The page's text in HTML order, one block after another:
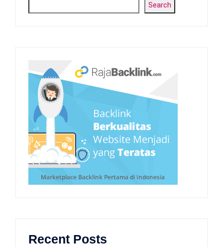
Search
Recent Posts